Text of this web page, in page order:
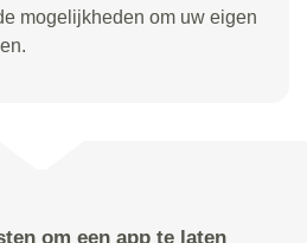
mogelijkheden om uw eigen
om een app te laten